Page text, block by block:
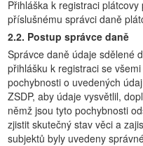
Přihláška k registraci
příslušnému správci daně
2.2. Postup správce daně
Správce daně údaje sdělené
přihlášku k registraci se
pochybnosti o uvedených
ZSDP, aby údaje vysvětlil,
němž jsou tyto pochybnosti
zjistit skutečný stav věci a
subjektů byly uvedeny